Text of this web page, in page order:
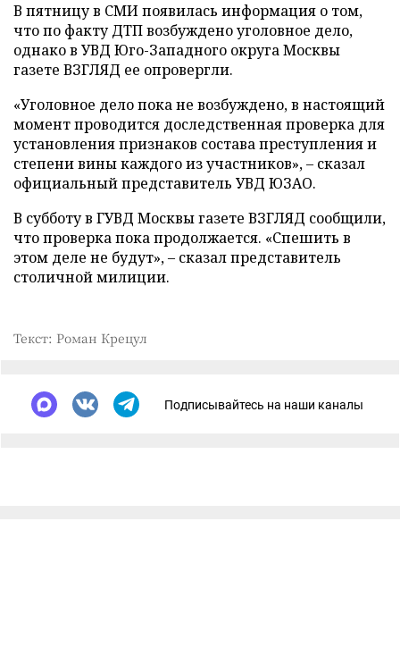
В пятницу в СМИ появилась информация о том,
что по факту ДТП возбуждено уголовное дело,
однако в УВД Юго-Западного округа Москвы
газете ВЗГЛЯД ее опровергли.
«Уголовное дело пока не возбуждено, в настоящий
момент проводится доследственная проверка для
установления признаков состава преступления и
степени вины каждого из участников», – сказал
официальный представитель УВД ЮЗАО.
В субботу в ГУВД Москвы газете ВЗГЛЯД сообщили,
что проверка пока продолжается. «Спешить в
этом деле не будут», – сказал представитель
столичной милиции.
Текст: Роман Крецул
Подписывайтесь на наши каналы